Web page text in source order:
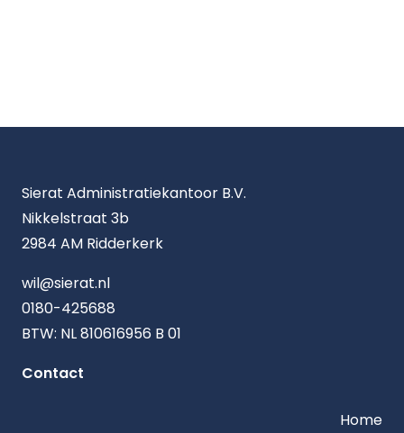
Sierat Administratiekantoor B.V.
Nikkelstraat 3b
2984 AM Ridderkerk
wil@sierat.nl
0180-425688
BTW: NL 810616956 B 01
Contact
Home